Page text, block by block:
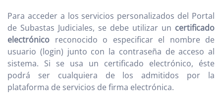
Para acceder a los servicios personalizados del Portal
de Subastas Judiciales, se debe utilizar un certificado
electrónico reconocido o especificar el nombre de
usuario (login) junto con la contraseña de acceso al
sistema. Si se usa un certificado electrónico, éste
podrá ser cualquiera de los admitidos por la
plataforma de servicios de firma electrónica.